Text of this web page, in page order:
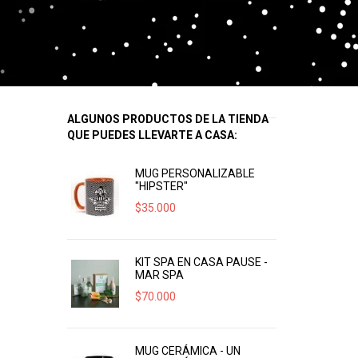
ALGUNOS PRODUCTOS DE LA TIENDA
QUE PUEDES LLEVARTE A CASA:
MUG PERSONALIZABLE
"HIPSTER"
$35.000
KIT SPA EN CASA PAUSE -
MAR SPA
$70.000
MUG CERÁMICA - UN